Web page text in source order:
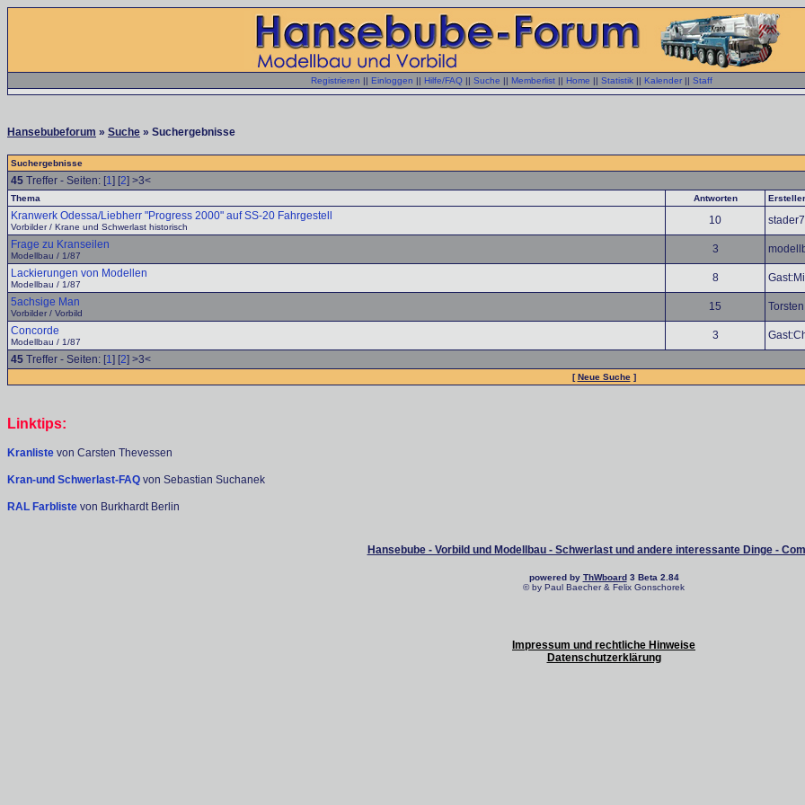
Registrieren || Einloggen || Hilfe/FAQ || Suche || Memberlist || Home || Statistik || Kalender || Staff
Hansebubeforum » Suche » Suchergebnisse
Suchergebnisse
45 Treffer - Seiten: [1] [2] >3<
Thema Antworten Ersteller
Kranwerk Odessa/Liebherr "Progress 2000" auf SS-20 Fahrgestell
Vorbilder / Krane und Schwerlast historisch
10
Frage zu Kranseilen
Modellbau / 1/87
3
Lackierungen von Modellen
Modellbau / 1/87
8
5achsige Man
Vorbilder / Vorbild
15
Concorde
Modellbau / 1/87
3
45 Treffer - Seiten: [1] [2] >3<
[Neue Suche]
Linktips:
Kranliste von Carsten Thevessen
Kran-und Schwerlast-FAQ von Sebastian Suchanek
RAL Farbliste von Burkhardt Berlin
Hansebube - Vorbild und Modellbau - Schwerlast und andere interessante Dinge -
powered by ThWboard3 Beta 2.84
© by Paul Baecher & Felix Gonschorek
Impressum und rechtliche Hinweise
Datenschutzerklärung